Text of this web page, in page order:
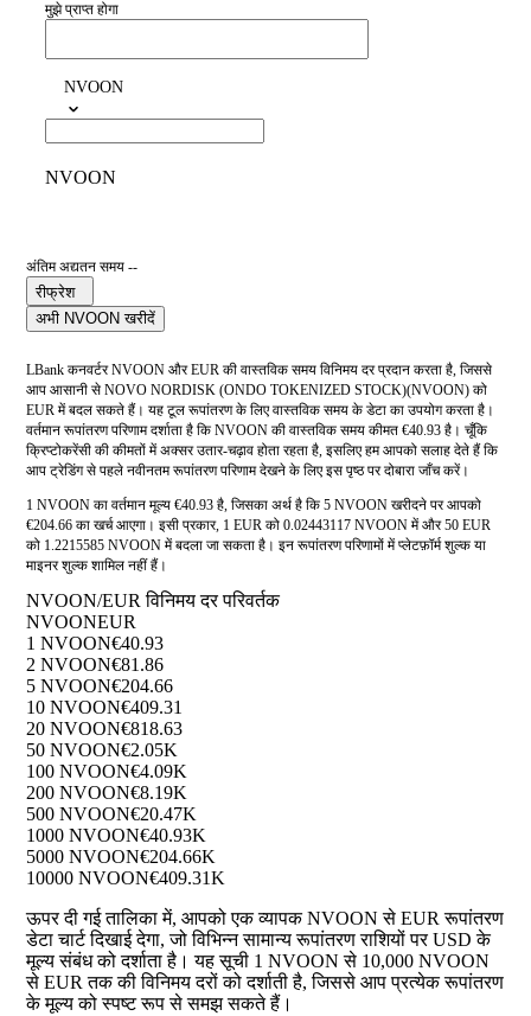
मुझे प्राप्त होगा
NVOON
NVOON
अंतिम अद्यतन समय --
रीफ्रेश
अभी NVOON खरीदें
LBank कनवर्टर NVOON और EUR की वास्तविक समय विनिमय दर प्रदान करता है, जिससे
आप आसानी से NOVO NORDISK (ONDO TOKENIZED STOCK)(NVOON) को
EUR में बदल सकते हैं। यह टूल रूपांतरण के लिए वास्तविक समय के डेटा का उपयोग करता है।
वर्तमान रूपांतरण परिणाम दर्शाता है कि NVOON की वास्तविक समय कीमत €40.93 है। चूँकि
क्रिप्टोकरेंसी की कीमतों में अक्सर उतार-चढ़ाव होता रहता है, इसलिए हम आपको सलाह देते हैं कि
आप ट्रेडिंग से पहले नवीनतम रूपांतरण परिणाम देखने के लिए इस पृष्ठ पर दोबारा जाँच करें।
1 NVOON का वर्तमान मूल्य €40.93 है, जिसका अर्थ है कि 5 NVOON खरीदने पर आपको
€204.66 का खर्च आएगा। इसी प्रकार, 1 EUR को 0.02443117 NVOON में और 50 EUR
को 1.2215585 NVOON में बदला जा सकता है। इन रूपांतरण परिणामों में प्लेटफ़ॉर्म शुल्क या
माइनर शुल्क शामिल नहीं हैं।
NVOON/EUR विनिमय दर परिवर्तक
NVOONEUR
1 NVOON€40.93
2 NVOON€81.86
5 NVOON€204.66
10 NVOON€409.31
20 NVOON€818.63
50 NVOON€2.05K
100 NVOON€4.09K
200 NVOON€8.19K
500 NVOON€20.47K
1000 NVOON€40.93K
5000 NVOON€204.66K
10000 NVOON€409.31K
ऊपर दी गई तालिका में, आपको एक व्यापक NVOON से EUR रूपांतरण
डेटा चार्ट दिखाई देगा, जो विभिन्न सामान्य रूपांतरण राशियों पर USD के
मूल्य संबंध को दर्शाता है। यह सूची 1 NVOON से 10,000 NVOON
से EUR तक की विनिमय दरों को दर्शाती है, जिससे आप प्रत्येक रूपांतरण
के मूल्य को स्पष्ट रूप से समझ सकते हैं।